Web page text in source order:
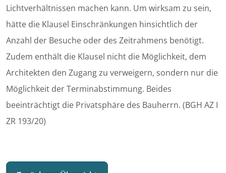
Lichtverhältnissen machen kann. Um wirksam zu sein,
hätte die Klausel Einschränkungen hinsichtlich der
Anzahl der Besuche oder des Zeitrahmens benötigt.
Zudem enthält die Klausel nicht die Möglichkeit, dem
Architekten den Zugang zu verweigern, sondern nur die
Möglichkeit der Terminabstimmung. Beides
beeinträchtigt die Privatsphäre des Bauherrn. (BGH AZ I
ZR 193/20)